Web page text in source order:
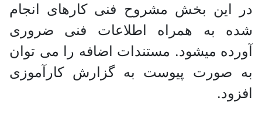
در این بخش مشروح فنی کارهای انجام
شده به همراه اطلاعات فنی ضروری
آورده می‎شود. مستندات اضافه را می توان
به صورت پیوست به گزارش کارآموزی
افزود.